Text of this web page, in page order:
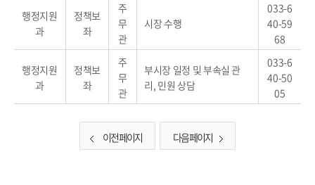
행정지원
과
정책보
좌
주
무
관
시장 수행
033-6
40-59
68
행정지원
과
정책보
좌
주
무
관
부시장 일정 및 부속실 관
리, 민원 상담
033-6
40-50
05
이전 페이지 다음 페이지